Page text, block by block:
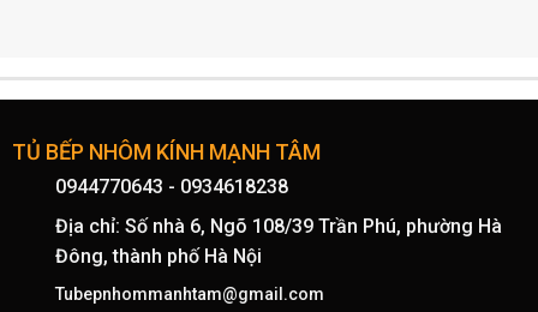
TỦ BẾP NHÔM KÍNH MẠNH TÂM
0944770643 - 0934618238
Địa chỉ: Số nhà 6, Ngõ 108/39 Trần Phú, phường Hà
Đông, thành phố Hà Nội
Tubepnhommanhtam@gmail.com